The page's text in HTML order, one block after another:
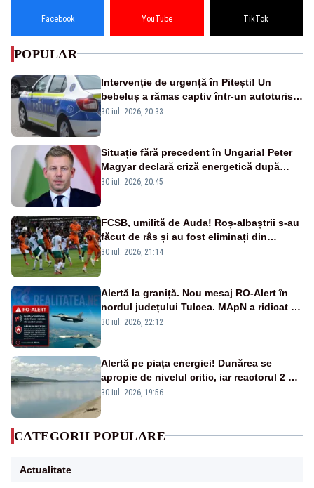
Facebook YouTube TikTok
POPULAR
Intervenție de urgență în Pitești! Un
bebeluș a rămas captiv într-un autoturism
din cauza unei defecțiuni
30 iul. 2026, 20:33
Situație fără precedent în Ungaria! Peter
Magyar declară criză energetică după
oprirea centralei de la Paks
30 iul. 2026, 20:45
FCSB, umilită de Auda! Roș-albaștrii s-au
făcut de râs și au fost eliminați din
Conference League
30 iul. 2026, 21:14
Alertă la graniță. Nou mesaj RO-Alert în
nordul județului Tulcea. MApN a ridicat de
la sol două avioane F-16
30 iul. 2026, 22:12
Alertă pe piața energiei! Dunărea se
apropie de nivelul critic, iar reactorul 2 de
la Cernavodă ar putea fi oprit
30 iul. 2026, 19:56
CATEGORII POPULARE
Actualitate